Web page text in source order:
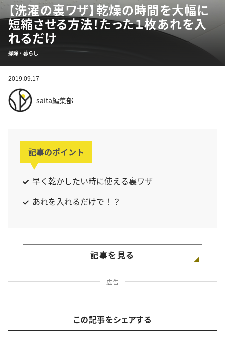
【洗濯の裏ワザ】乾燥の時間を大幅に
短縮させる方法！たった１枚あれを入
れるだけ
掃除・暮らし
2019.09.17
saita編集部
記事のポイント
早く乾かしたい時に使える裏ワザ
あれを入れるだけで！？
記事を見る
広告
この記事をシェアする